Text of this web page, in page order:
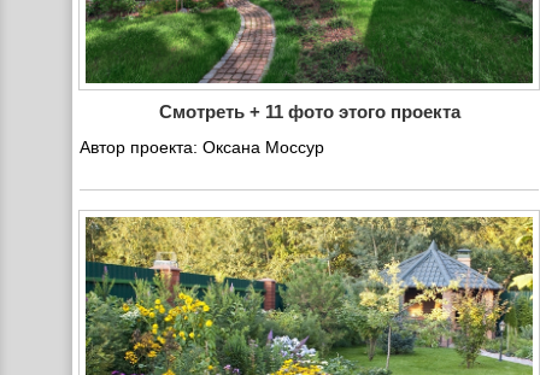
Смотреть + 11 фото этого проекта
Автор проекта: Оксана Моссур